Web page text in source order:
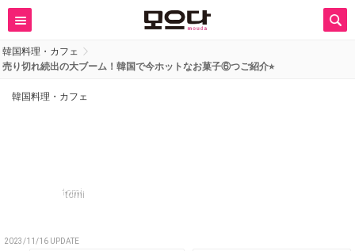
韓国料理・カフェ
売り切れ続出の大ブーム！韓国で今ホットなお菓子⑥つご紹介⭐︎
韓国料理・カフェ
tomi
2023/11/16 UPDATE